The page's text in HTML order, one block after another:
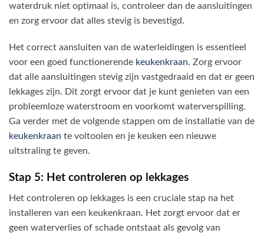
waterdruk niet optimaal is, controleer dan de aansluitingen
en zorg ervoor dat alles stevig is bevestigd.
Het correct aansluiten van de waterleidingen is essentieel
voor een goed functionerende keukenkraan. Zorg ervoor
dat alle aansluitingen stevig zijn vastgedraaid en dat er geen
lekkages zijn. Dit zorgt ervoor dat je kunt genieten van een
probleemloze waterstroom en voorkomt waterverspilling.
Ga verder met de volgende stappen om de installatie van de
keukenkraan te voltooien en je keuken een nieuwe
uitstraling te geven.
Stap 5: Het controleren op lekkages
Het controleren op lekkages is een cruciale stap na het
installeren van een keukenkraan. Het zorgt ervoor dat er
geen waterverlies of schade ontstaat als gevolg van